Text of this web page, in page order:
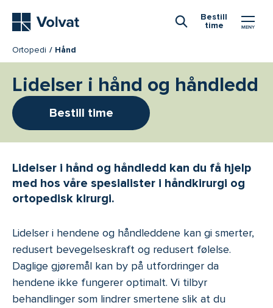
Bestill
time
Ortopedi Hånd
Lidelser i hånd og håndledd
Bestill time
Lidelser i hånd og håndledd kan du få hjelp
med hos våre spesialister i håndkirurgi og
ortopedisk kirurgi.
Lidelser i hendene og håndleddene kan gi smerter,
redusert bevegelseskraft og redusert følelse.
Daglige gjøremål kan by på utfordringer da
hendene ikke fungerer optimalt. Vi tilbyr
behandlinger som lindrer smertene slik at du